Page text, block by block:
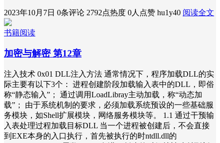
2023年10月7日 0条评论 2792点热度 0人点赞 hu1y40 阅读全文
书籍阅读
加密与解密 第12章
注入技术 0x01 DLL注入方法 通常情况下，程序加载DLL的实
际主要有以下3个： 进程创建阶段加载输入表中的DLL，即俗
称“静态输入”； 通过调用LoadLibray主动加载，称“动态加
载”； 由于系统机制的要求，必须加载系统预设的一些基础服
务模块，如Shell扩展模块，网络服务模块等。 1.1 通过干预输
入表处理过程加载目标DLL 当一个进程被创建后，不会直接
到EXE本身的入口执行，首先被执行的时ntdll.dll的